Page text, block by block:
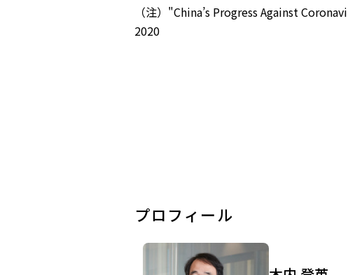
（注）"China’s Progress Against
2020
プロフィール